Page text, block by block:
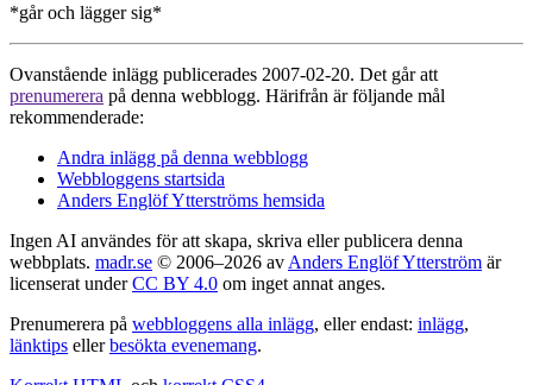
*går och lägger sig*
Ovanstående inlägg publicerades 2007-02-20. Det går att
prenumerera på denna webblogg. Härifrån är följande mål
rekommenderade:
Andra inlägg på denna webblogg
Webbloggens startsida
Anders Englöf Ytterströms hemsida
Ingen AI användes för att skapa, skriva eller publicera denna
webbplats. madr.se © 2006–2026 av Anders Englöf Ytterström är
licenserat underCC BY 4.0 om inget annat anges.
Prenumerera på webbloggens alla inlägg, eller endast: inlägg,
länktips ellerbesökta evenemang.